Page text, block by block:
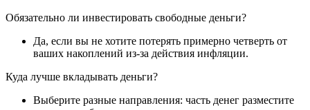
Обязательно ли инвестировать свободные деньги?
Да, если вы не хотите потерять примерно четверть от
ваших накоплений из-за действия инфляции.
Куда лучше вкладывать деньги?
Выберите разные направления: часть денег разместите